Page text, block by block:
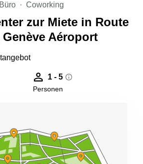
Büro Coworking
zur Miete in Route
Aéroport
1 - 5
Personen